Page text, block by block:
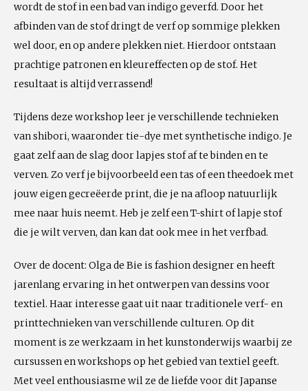
wordt de stof in een bad van indigo geverfd. Door het
afbinden van de stof dringt de verf op sommige plekken
wel door, en op andere plekken niet. Hierdoor ontstaan
prachtige patronen en kleureffecten op de stof. Het
resultaat is altijd verrassend!
Tijdens deze workshop leer je verschillende technieken
van shibori, waaronder tie-dye met synthetische indigo. Je
gaat zelf aan de slag door lapjes stof af te binden en te
verven. Zo verf je bijvoorbeeld een tas of een theedoek met
jouw eigen gecreëerde print, die je na afloop natuurlijk
mee naar huis neemt. Heb je zelf een T-shirt of lapje stof
die je wilt verven, dan kan dat ook mee in het verfbad.
Over de docent: Olga de Bie is fashion designer en heeft
jarenlang ervaring in het ontwerpen van dessins voor
textiel. Haar interesse gaat uit naar traditionele verf- en
printtechnieken van verschillende culturen. Op dit
moment is ze werkzaam in het kunstonderwijs waarbij ze
cursussen en workshops op het gebied van textiel geeft.
Met veel enthousiasme wil ze de liefde voor dit Japanse